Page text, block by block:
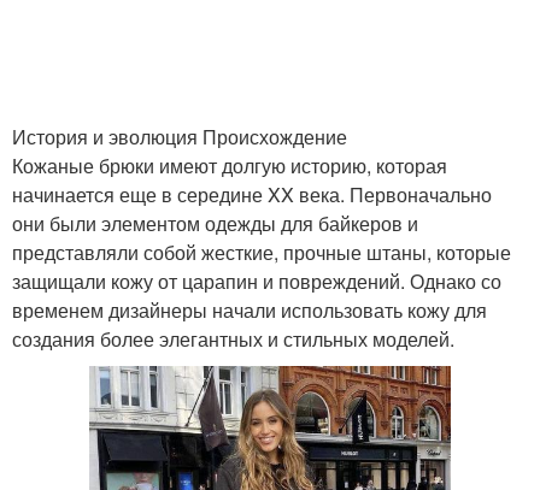
История и эволюция Происхождение
Кожаные брюки имеют долгую историю, которая
начинается еще в середине XX века. Первоначально
они были элементом одежды для байкеров и
представляли собой жесткие, прочные штаны, которые
защищали кожу от царапин и повреждений. Однако со
временем дизайнеры начали использовать кожу для
создания более элегантных и стильных моделей.